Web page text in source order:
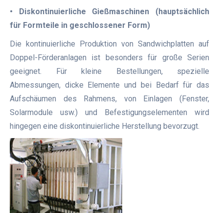
• Diskontinuierliche Gießmaschinen (hauptsächlich
für Formteile in geschlossener Form)
Die kontinuierliche Produktion von Sandwichplatten auf
Doppel-Förderanlagen ist besonders für große Serien
geeignet. Für kleine Bestellungen, spezielle
Abmessungen, dicke Elemente und bei Bedarf für das
Aufschäumen des Rahmens, von Einlagen (Fenster,
Solarmodule usw.) und Befestigungselementen wird
hingegen eine diskontinuierliche Herstellung bevorzugt.